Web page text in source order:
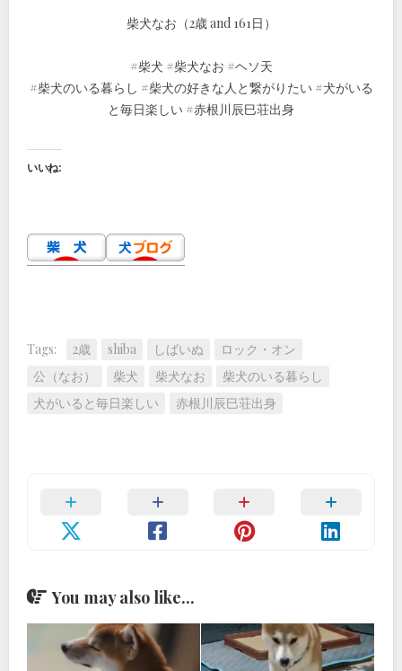
柴犬なお（2歳 and 161日）
#柴犬 #柴犬なお #ヘソ天
#柴犬のいる暮らし #柴犬の好きな人と繋がりたい #犬がいる
と毎日楽しい #赤根川辰巳荘出身
いいね:
Tags: 2歳 shiba しばいぬ
ロック・オン
公（なお）
柴犬 柴犬なお
柴犬のいる暮らし
犬がいると毎日楽しい
赤根川辰巳荘出身
You may also like...